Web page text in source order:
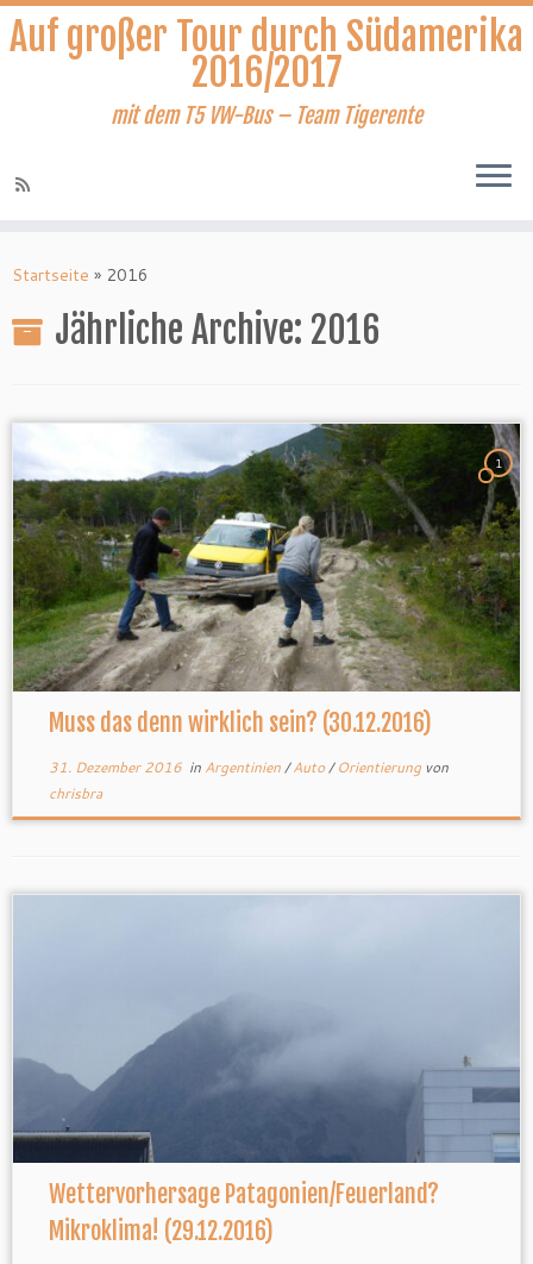
Inhalt
Auf großer Tour durch Südamerika
2016/2017
mit dem T5 VW-Bus – Team Tigerente
Startseite » 2016
Jährliche Archive: 2016
1
Muss das denn wirklich sein? (30.12.2016)
31. Dezember 2016in Argentinien/Auto/Orientierung von
chrisbra
Wettervorhersage Patagonien/Feuerland?
Mikroklima! (29.12.2016)